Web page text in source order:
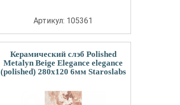
Артикул: 105361
Керамический слэб Polished
Metalyn Beige Elegance elegance
(polished) 280x120 6мм Staroslabs